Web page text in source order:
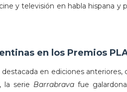
y televisión en habla hispana y
en los Premios
en ediciones
la serie Barrabrava fue